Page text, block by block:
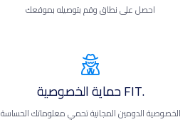
احصل على نطاق وقم بتوصيله بموقعك
.FIT حماية الخصوصية
الخصوصية الدومين المجانية تحمي معلوماتك الحساسة